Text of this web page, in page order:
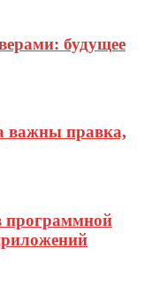
будущее
важны правка,
программной